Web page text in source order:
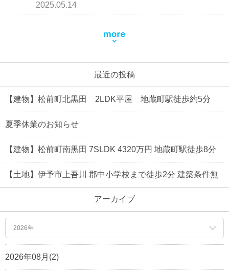
2025.05.14
最近の投稿
【建物】松前町北黒田 2LDK平屋 地蔵町駅徒歩約5分
夏季休業のお知らせ
【建物】松前町南黒田 7SLDK 4320万円 地蔵町駅徒歩8分
【土地】伊予市上吾川 郡中小学校まで徒歩2分 建築条件無
アーカイブ
2026年
2026年08月(2)